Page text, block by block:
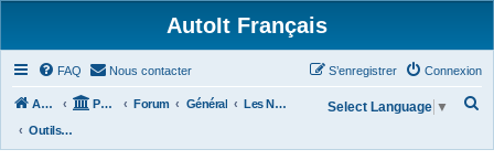
AutoIt Français
FAQ Nous contacter Connexion
S’enregistrer
Accueil Portail Forum Général
Les Nouvelles d'AutoIt
Outils Divers
Select Language ▼